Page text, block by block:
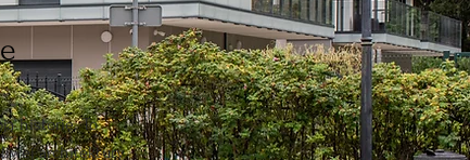
historię. To
architektury